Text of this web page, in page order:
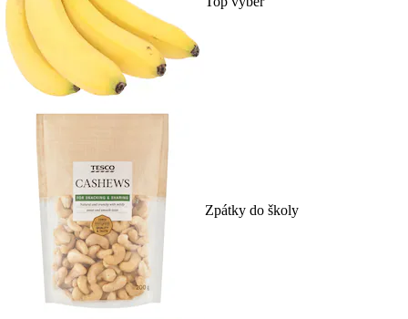
Zpátky do školy